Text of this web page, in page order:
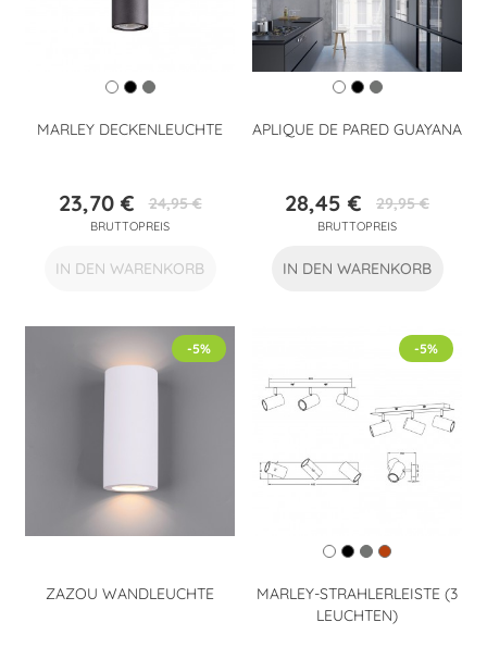
MARLEY DECKENLEUCHTE
Preis
23,70 €Verkaufspreis
24,95 €
BRUTTOPREIS
IN DEN WARENKORB
APLIQUE DE PARED GUAYANA
Preis
28,45 €Verkaufspreis
29,95 €
BRUTTOPREIS
IN DEN WARENKORB
ZAZOU WANDLEUCHTE
-5%
MARLEY-STRAHLERLEISTE (3
LEUCHTEN)
-5%